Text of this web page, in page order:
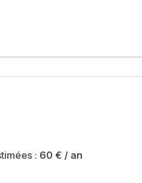
enfants.
: 60 € / an